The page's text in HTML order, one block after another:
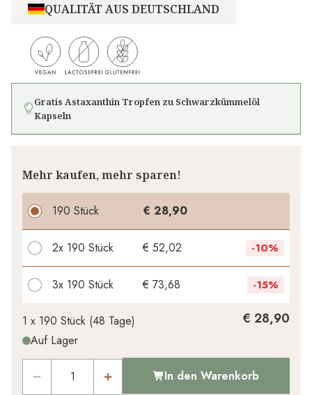
QUALITÄT AUS DEUTSCHLAND
Gratis Astaxanthin Tropfen zu Schwarzkümmelöl
Kapseln
Mehr kaufen, mehr sparen!
190 Stück € 28,90
2x 190 Stück € 52,02 -10%
3x 190 Stück € 73,68 -15%
Ihr persönlicher Rabatt
1x
1 x 190 Stück (48 Tage)
Auf Lager
€ 28,90
In den Warenkorb